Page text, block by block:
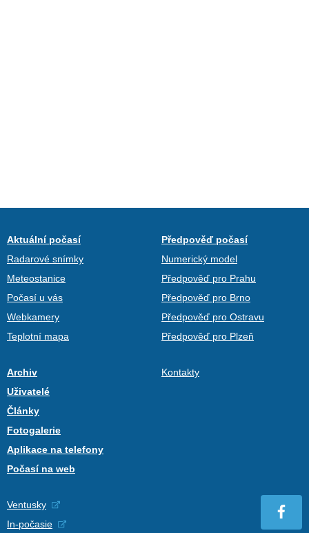
Aktuální počasí
Radarové snímky
Meteostanice
Počasí u vás
Webkamery
Teplotní mapa
Předpověď počasí
Numerický model
Předpověď pro Prahu
Předpověď pro Brno
Předpověď pro Ostravu
Předpověď pro Plzeň
Archiv
Uživatelé
Články
Fotogalerie
Aplikace na telefony
Počasí na web
Kontakty
Ventusky
In-počasie